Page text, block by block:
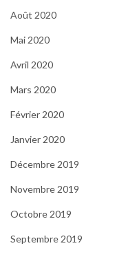
Août 2020
Mai 2020
Avril 2020
Mars 2020
Février 2020
Janvier 2020
Décembre 2019
Novembre 2019
Octobre 2019
Septembre 2019